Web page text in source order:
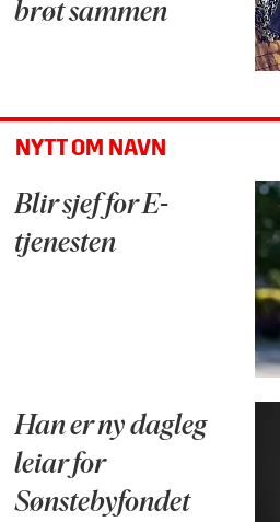
brøt sammen
NYTT OM NAVN
Blir sjef for E-
tjenesten
Han er ny dagleg
leiar for
Sønstebyfondet